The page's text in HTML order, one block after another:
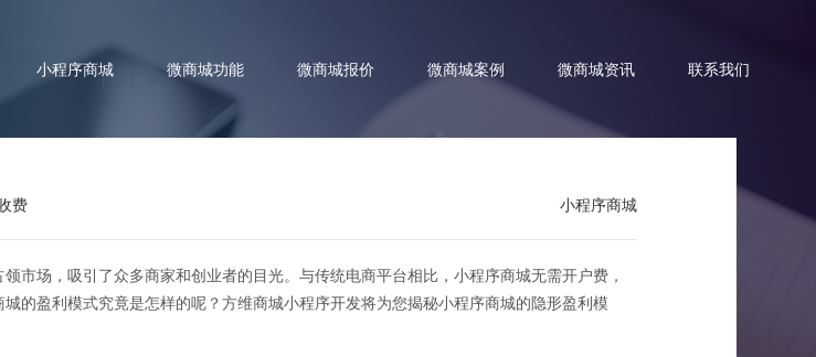
小程序商城 微商城功能 微商城报价 微商城案例 微商城资讯 联系我们
程序商城的隐形盈利模式
小程序商城
费
市场，吸引了众多商家和创业者的目光。与传统电商平台相比，小程序商城无需开户费，
的盈利模式究竟是怎样的呢？方维商城小程序开发将为您揭秘小程序商城的隐形盈利模